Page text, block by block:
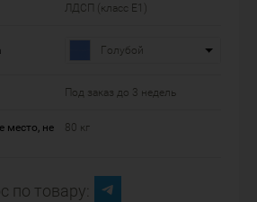
ЛДСП (класс Е1)
Голубой
Под заказ до 3 недель
место, не
80 кг
по товару: